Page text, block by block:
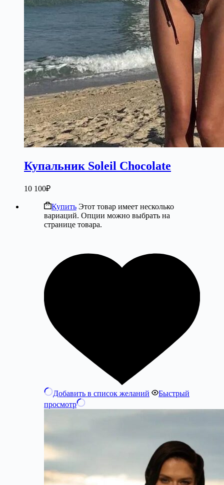
Купальник Soleil Chocolate
10 100₽
Купить Этот товар имеет несколько
вариаций. Опции можно выбрать на
странице товара.
Добавить в список желаний
Быстрый
просмотр